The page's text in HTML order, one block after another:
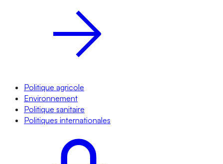
Politique agricole
Environnement
Politique sanitaire
Politiques internationales